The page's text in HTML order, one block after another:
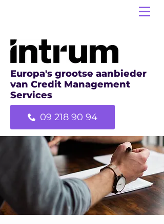
Europa's grootse aanbieder
van Credit Management
Services
09 218 90 94